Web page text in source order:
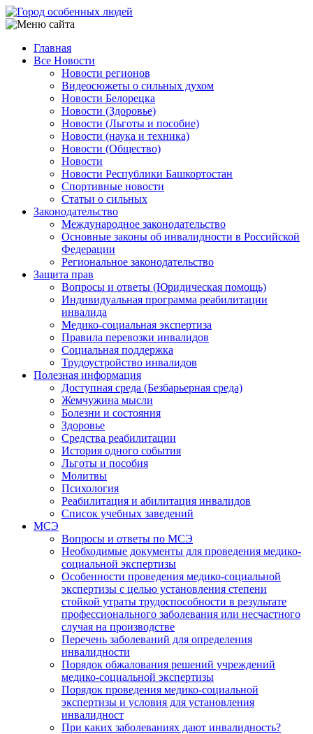
Перейти
к
содержанию
Main
navigation
Главная
Все Новости
Новости регионов
Видеосюжеты о сильных духом
Новости Белорецка
Новости (Здоровье)
Новости (Льготы и пособие)
Новости (наука и техника)
Новости (Общество)
Новости
Новости Республики Башкортостан
Спортивные новости
Статьи о сильных
Законодательство
Международное законодательство
Основные законы об инвалидности в Российской
Федерации
Региональное законодательство
Защита прав
Вопросы и ответы (Юридическая помощь)
Индивидуальная программа реабилитации
инвалида
Медико-социальная экспертиза
Правила перевозки инвалидов
Социальная поддержка
Трудоустройство инвалидов
Полезная информация
Доступная среда (Безбарьерная среда)
Жемчужина мысли
Болезни и состояния
Здоровье
Средства реабилитации
История одного события
Льготы и пособия
Молитвы
Психология
Реабилитация и абилитация инвалидов
Список учебных заведений
МСЭ
Вопросы и ответы по МСЭ
Необходимые документы для проведения медико-
социальной экспертизы
Особенности проведения медико-социальной
экспертизы с целью установления степени
стойкой утраты трудоспособности в результате
профессионального заболевания или несчастного
случая на производстве
Перечень заболеваний для определения
инвалидности
Порядок обжалования решений учреждений
медико-социальной экспертизы
Порядок проведения медико-социальной
экспертизы и условия для установления
инвалидност
При каких заболеваниях дают инвалидность?